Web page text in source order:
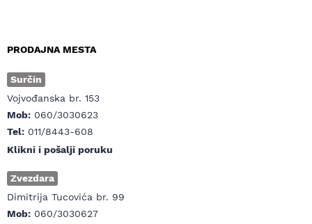
PRODAJNA MESTA
Surčin
Vojvođanska br. 153
Mob: 060/3030623
Tel: 011/8443-608
Klikni i pošalji poruku
Zvezdara
Dimitrija Tucovića br. 99
Mob: 060/3030627